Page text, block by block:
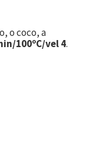
o coco, a
100ºC/vel 4.